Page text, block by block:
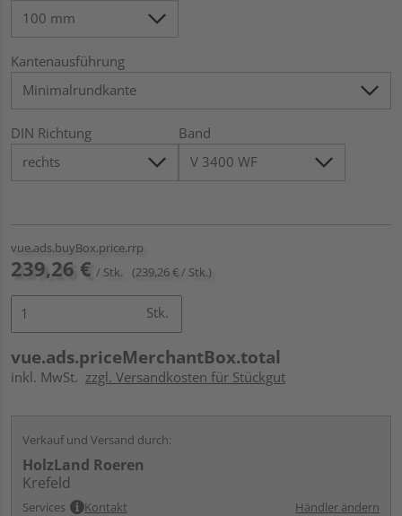
Kantenausführung
DIN Richtung Band
vue.ads.buyBox.price.rrp
239,26 € / Stk. (239,26 € / Stk.)
Stk.
vue.ads.priceMerchantBox.total
inkl. MwSt. zzgl. Versandkosten für Stückgut
Verkauf und Versand durch:
HolzLand Roeren
Krefeld
Services Kontakt Händler ändern